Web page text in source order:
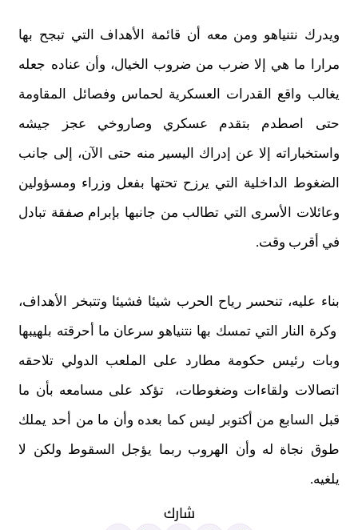
ويدرك نتنياهو ومن معه أن قائمة الأهداف التي تبجح بها
مرارا ما هي إلا ضرب من ضروب الخيال، وأن عناده جعله
يغالب واقع القدرات العسكرية لحماس وفصائل المقاومة
حتى اصطدم بتقدم عسكري وصاروخي عجز جيشه
واستخباراته إلا عن
دراك اليسير منه حتى الآن، إلى جانب
الضغوط الداخلية التي يرزح تحتها بفعل وزراء ومسؤولين
وعائلات الأسرى التي تطالب من جانبها بإبرام صفقة تبادل
في أقرب وقت.
بناء عليه، تنحسر رياح الحرب شيئا فشيئا وتتبخر الأهداف،
وكرة النار التي تمسك بها نتنياهو سرعان ما أحرقته بلهيبها
وبات رئيس حكومة مطارد على الملعب
الدولي تلاحقه
اتصالات ولقاءات وضغوطات، تؤكد على مسامعه بأن ما
قبل السابع من أكتوبر ليس كما بعده وأن ما من أحد يملك
طوق نجاة له وأن الهروب ربما يؤجل السقوط ولكن لا
يلغيه.
شارك